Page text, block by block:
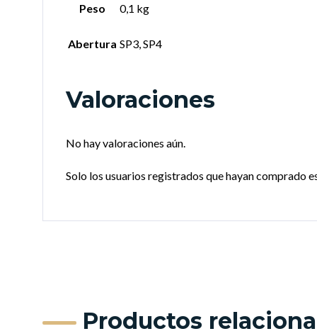
Peso 0,1 kg
Abertura SP3, SP4
Valoraciones
No hay valoraciones aún.
Solo los usuarios registrados que hayan comprado
Productos